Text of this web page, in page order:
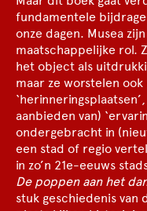
fundamentele
onze dagen. Musea
maatschappelijke rol.
het object als
maar ze worstelen
aanbieden van)
ondergebracht in
een stad of regio
in zo’n 21e-eeuws
De poppen aan het
stuk geschiedenis van